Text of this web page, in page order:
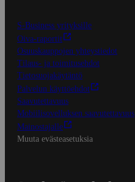
S-Business yrityksille
Oiva-raportit
Osuuskauppojen yhteystiedot
Tilaus- ja toimitusehdot
Tietosuojakäytäntö
Palvelun käyttöehdot
Saavutettavuus
Mobiilisovelluksen saavutettavuus
Mainostajalle
Muuta evästeasetuksia